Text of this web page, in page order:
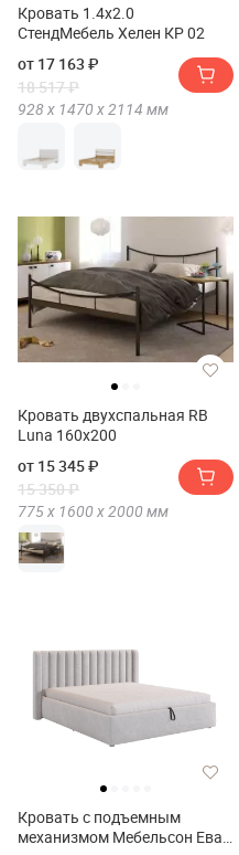
Кровать 1.4х2.0
СтендМебель Хелен КР 02
от 17 163 ₽
18 517 ₽
928 х 1470 х2114 мм
Кровать двухспальная RB
Luna 160x200
от 15 345 ₽
15 350 ₽
775 х 1600 х 2000 мм
Кровать с подъемным
механизмом Мебельсон Ева